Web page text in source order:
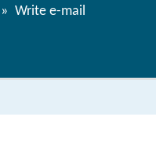
Write e-mail